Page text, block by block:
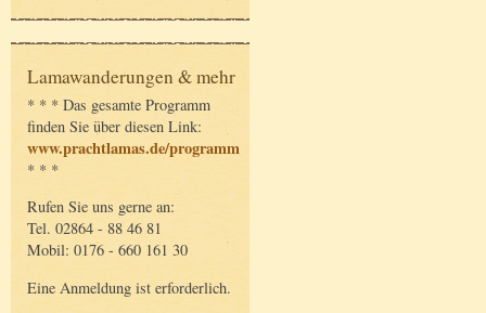
Lamawanderungen & mehr
* * * Das gesamte Programm
finden Sie über diesen Link:
www.prachtlamas.de/programm
* * *
Rufen Sie uns gerne an:
Tel. 02864 - 88 46 81
Mobil: 0176 - 660 161 30
Eine Anmeldung ist erforderlich.